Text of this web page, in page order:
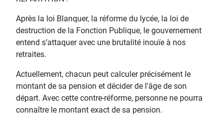
Après la loi Blanquer, la réforme du lycée, la loi de
destruction de la Fonction Publique, le gouvernement
entend s’attaquer avec une brutalité inouïe à nos
retraites.
Actuellement, chacun peut calculer précisément le
montant de sa pension et décider de l'âge de son
départ. Avec cette contre-réforme, personne ne pourra
connaître le montant exact de sa pension.